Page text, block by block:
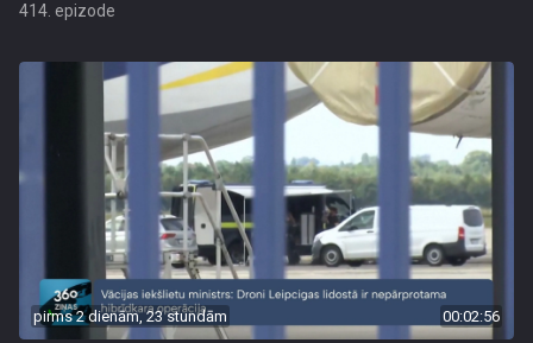
414. epizode
pirms 2 dienām, 23 stundām 00:02:56